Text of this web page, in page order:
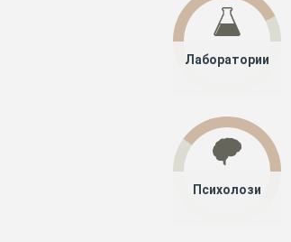
Лаборатории
Психолози